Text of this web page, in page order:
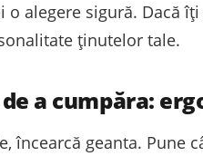
o alegere sigură. Dacă
ținutelor tale.
a cumpăra:
încearcă geanta. Pune